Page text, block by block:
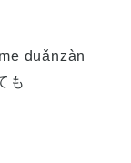
duǎnzàn
も